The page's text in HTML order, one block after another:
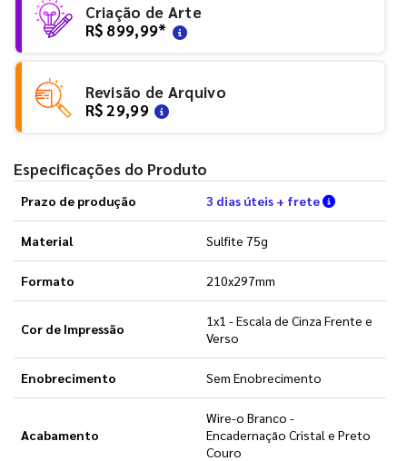
Criação de Arte
R$ 899,99*
Revisão de Arquivo
R$ 29,99
Especificações do Produto
Prazo de produção 3 dias úteis + frete Verifique
Material Sulfite 75g
Formato 210x297mm
Cor de Impressão
1x1 - Escala de Cinza Frente e
Verso
Enobrecimento Sem Enobrecimento
Acabamento
Wire-o Branco -
Encadernação Cristal e Preto
Couro